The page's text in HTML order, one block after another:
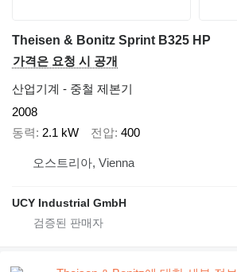
Theisen & Bonitz Sprint B325 HP
가격은 요청 시 공개
산업기계 - 중철 제본기
2008
동력
2.1 kW 전압 400
오스트리아, Vienna
UCY Industrial GmbH